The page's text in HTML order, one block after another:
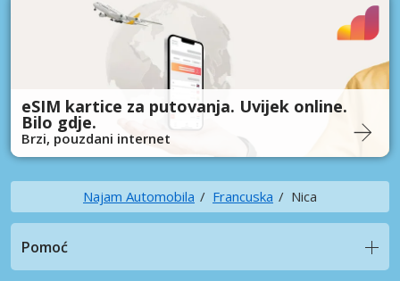
eSIM kartice za putovanja. Uvijek online.
Bilo gdje.
Brzi, pouzdani internet
Najam Automobila Francuska Nica
Pomoć